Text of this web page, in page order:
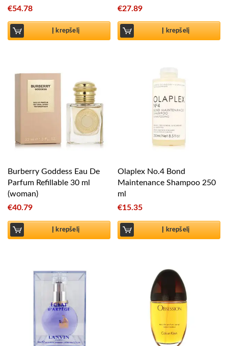
€54.78
Į krepšelį
€27.89
Į krepšelį
Burberry Goddess Eau De
Parfum Refillable 30 ml
(woman)
€40.79
Į krepšelį
Olaplex No.4 Bond
Maintenance Shampoo 250
ml
€15.35
Į krepšelį